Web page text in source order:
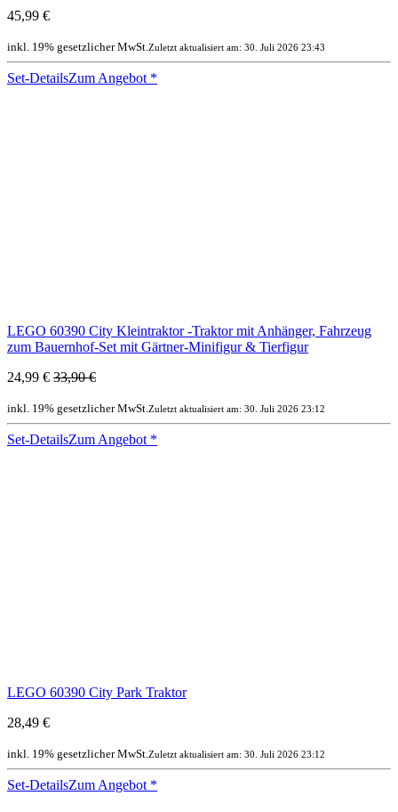
45,99 €
inkl. 19% gesetzlicher MwSt. Zuletzt aktualisiert am: 30. Juli 2026 23:43
Set-DetailsZum Angebot *
LEGO 60390 City Kleintraktor -Traktor mit Anhänger, Fahrzeug
zum Bauernhof-Set mit Gärtner-Minifigur & Tierfigur
24,99 € 33,90 €
inkl. 19% gesetzlicher MwSt. Zuletzt aktualisiert am: 30. Juli 2026 23:12
Set-DetailsZum Angebot *
LEGO 60390 City Park Traktor
28,49 €
inkl. 19% gesetzlicher MwSt. Zuletzt aktualisiert am: 30. Juli 2026 23:12
Set-DetailsZum Angebot *